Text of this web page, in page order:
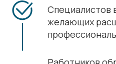
Специалистов
желающих